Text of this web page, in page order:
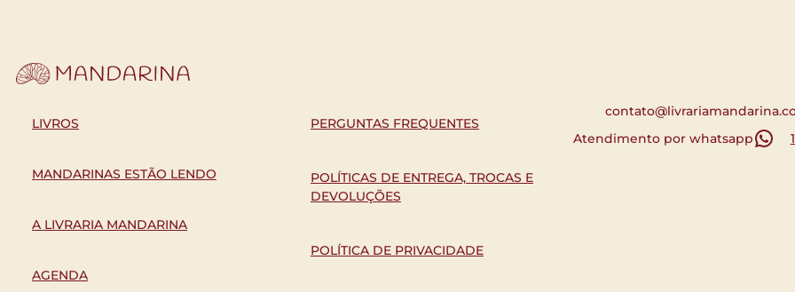
LIVROS
MANDARINAS ESTÃO LENDO
A LIVRARIA MANDARINA
AGENDA
PERGUNTAS FREQUENTES
POLÍTICAS DE ENTREGA, TROCAS E
DEVOLUÇÕES
POLÍTICA DE PRIVACIDADE
Atendimento por whatsapp